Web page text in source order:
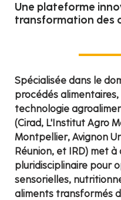
Une plateforme
transformation des
Spécialisée dans le
procédés
technologie
(Cirad, L'Institut Agro
Montpellier, Avignon
Réunion, et IRD) met
pluridisciplinaire pour
sensorielles,
aliments transformés